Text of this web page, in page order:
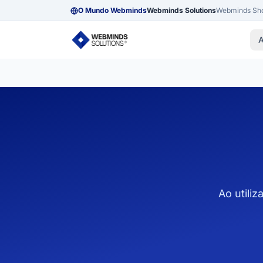
O Mundo WebmindsWebminds SolutionsWebminds
Uma forma rápida, fiável e
Ao